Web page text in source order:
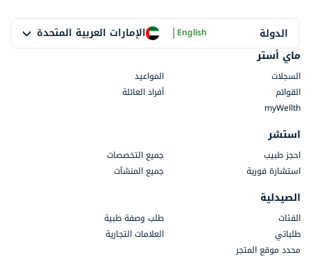
الدولة الإمارات العربية المتحدة |English
ماي أستر
السجلات
المواعيد
القوائم
أفراد العائلة
myWellth
استشر
احجز طبيب
جميع التخصصات
استشارة فورية
جميع المنشآت
الصيدلية
الفئات
طلب وصفة طبية
طلباتي
العلامات التجارية
محدد موقع المتجر